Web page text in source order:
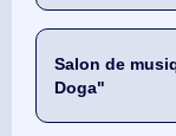
Salon de
Doga"